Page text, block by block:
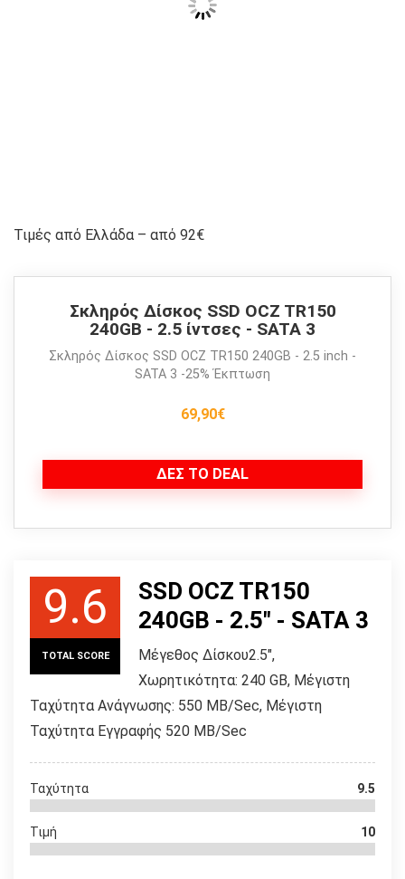
Τιμές από Ελλάδα – από 92€
Σκληρός Δίσκος SSD OCZ TR150
240GB - 2.5 ίντσες - SATA 3
Σκληρός Δίσκος SSD OCZ TR150 240GB - 2.5 inch -
SATA 3 -25% Έκπτωση
69,90€
ΔΕΣ ΤΟ DEAL
9.6
TOTAL SCORE
SSD OCZ TR150
240GB - 2.5" - SATA 3
Μέγεθος Δίσκου2.5",
Χωρητικότητα: 240 GB, Μέγιστη
Ταχύτητα Ανάγνωσης: 550 MB/Sec, Μέγιστη
Ταχύτητα Εγγραφής 520 MB/Sec
Ταχύτητα 9.5
Τιμή 10